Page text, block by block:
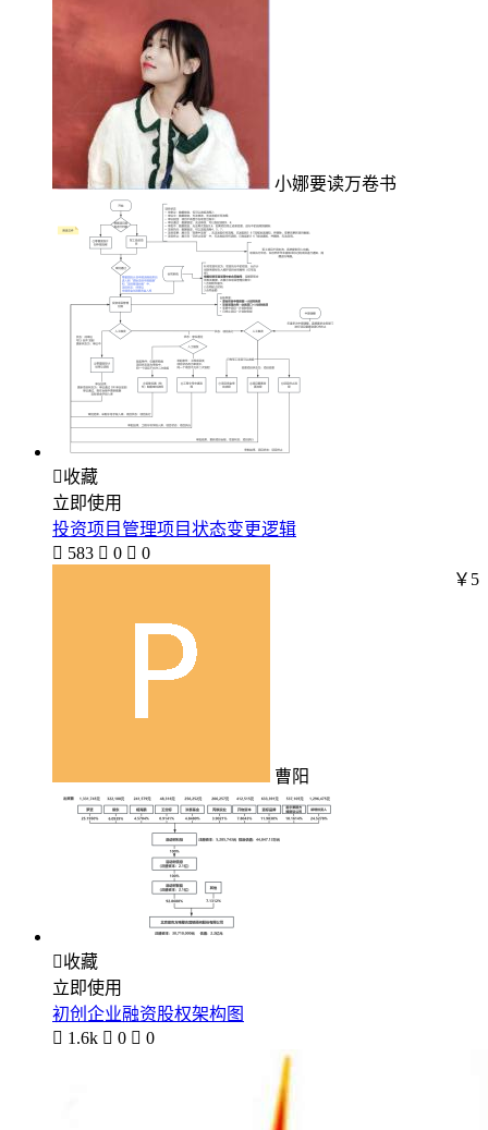
小娜要读万卷书
收藏
立即使用
投资项目管理项目状态变更逻辑
 583  0  0
曹阳
￥5
收藏
立即使用
初创企业融资股权架构图
 1.6k  0  0